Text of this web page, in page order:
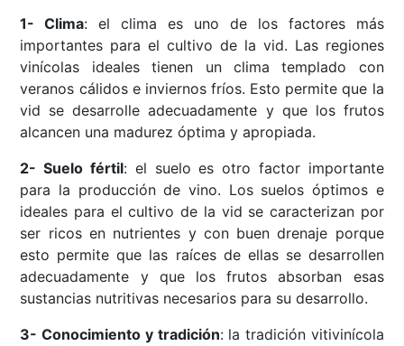
1- Clima: el clima es uno de los factores más
importantes para el cultivo de la vid. Las regiones
vinícolas ideales tienen un clima templado con
veranos cálidos e inviernos fríos. Esto permite que la
vid se desarrolle adecuadamente y que los frutos
alcancen una madurez óptima y apropiada.
2- Suelo fértil: el suelo es otro factor importante
para la producción de vino. Los suelos óptimos e
ideales para el cultivo de la vid se caracterizan por
ser ricos en nutrientes y con buen drenaje porque
esto permite que las raíces de ellas se desarrollen
adecuadamente y que los frutos absorban esas
sustancias nutritivas necesarios para su desarrollo.
3- Conocimiento y tradición: la tradición vitivinícola